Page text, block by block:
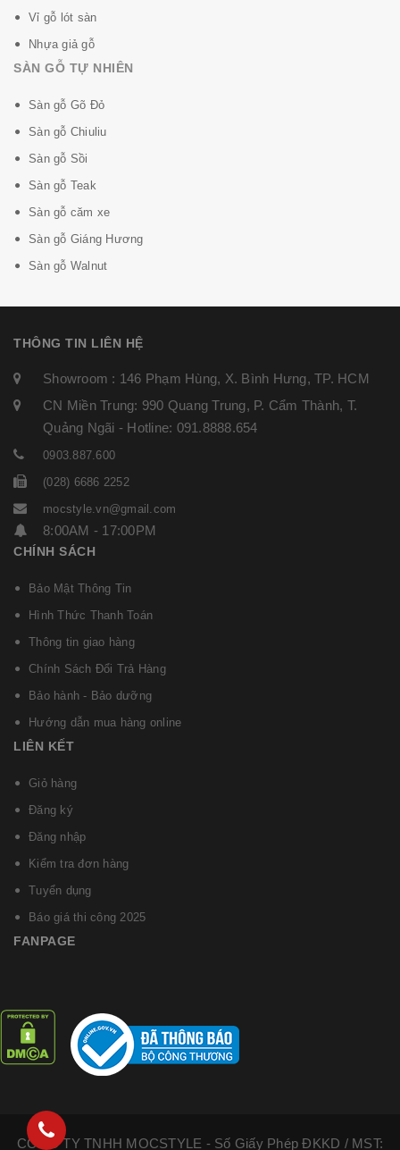
Vỉ gỗ lót sàn
Nhựa giả gỗ
SÀN GỖ TỰ NHIÊN
Sàn gỗ Gõ Đỏ
Sàn gỗ Chiuliu
Sàn gỗ Sồi
Sàn gỗ Teak
Sàn gỗ căm xe
Sàn gỗ Giáng Hương
Sàn gỗ Walnut
THÔNG TIN LIÊN HỆ
Showroom : 146 Phạm Hùng, X. Bình Hưng, TP. HCM
CN Miền Trung: 990 Quang Trung, P. Cẩm Thành, T.
Quảng Ngãi - Hotline: 091.8888.654
0903.887.600
(028) 6686 2252
mocstyle.vn@gmail.com
8:00AM - 17:00PM
CHÍNH SÁCH
Bảo Mật Thông Tin
Hình Thức Thanh Toán
Thông tin giao hàng
Chính Sách Đổi Trả Hàng
Bảo hành - Bảo dưỡng
Hướng dẫn mua hàng online
LIÊN KẾT
Giỏ hàng
Đăng ký
Đăng nhập
Kiểm tra đơn hàng
Tuyển dụng
Báo giá thi công 2025
FANPAGE
CÔNG TY TNHH MOCSTYLE - Số Giấy Phép ĐKKD / MST: